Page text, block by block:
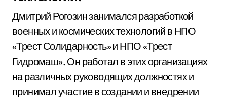
Дмитрий Рогозин занимался разработкой
военных и космических технологий в НПО
«Трест Солидарность» и НПО «Трест
Гидромаш». Он работал в этих организациях
на различных руководящих должностях и
принимал участие в создании и внедрении